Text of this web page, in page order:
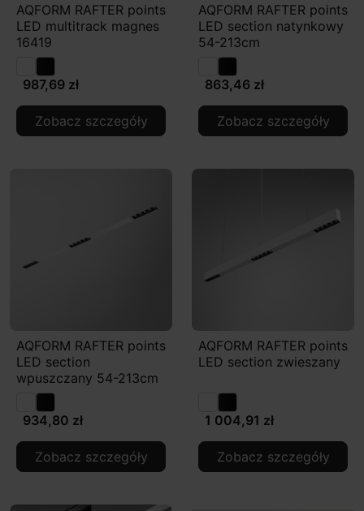
AQFORM RAFTER points
LED multitrack magnes
16419
987,69 zł
Zobacz szczegóły
AQFORM RAFTER points
LED section natynkowy
54-213cm
863,46 zł
Zobacz szczegóły
AQFORM RAFTER points
LED section
wpuszczany 54-213cm
934,80 zł
Zobacz szczegóły
AQFORM RAFTER points
LED section zwieszany
1 004,91 zł
Zobacz szczegóły